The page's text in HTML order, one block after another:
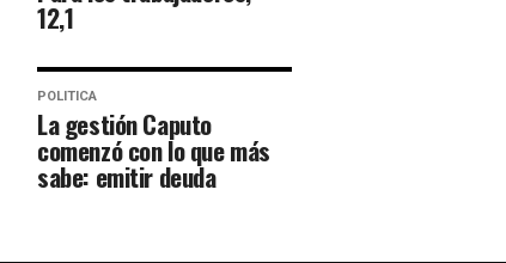
12,1
POLITICA
La gestión Caputo
comenzó con lo que más
sabe: emitir deuda